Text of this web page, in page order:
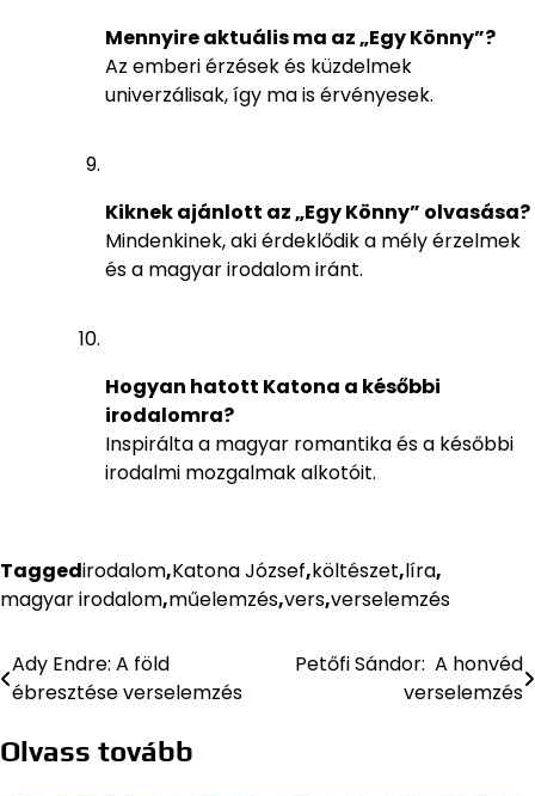
Mennyire aktuális ma az „Egy Könny”?
Az emberi érzések és küzdelmek
univerzálisak, így ma is érvényesek.
Kiknek ajánlott az „Egy Könny” olvasása?
Mindenkinek, aki érdeklődik a mély érzelmek
és a magyar irodalom iránt.
Hogyan hatott Katona a későbbi
irodalomra?
Inspirálta a magyar romantika és a későbbi
irodalmi mozgalmak alkotóit.
Taggedirodalom,Katona József,költészet,líra,
magyar irodalom,műelemzés,vers,verselemzés
Bejegyzés
Ady Endre: A föld
ébresztése verselemzés
Petőfi Sándor: A honvéd
verselemzés
Olvass tovább